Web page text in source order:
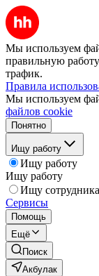
Мы используем
правильную
трафик.
Правила
Мы используем
файлов cookie
Понятно
Ищу работу
Ищу работу
Ищу работу
Ищу сотрудника
Сервисы
Помощь
Ещё
Поиск
Акбулак